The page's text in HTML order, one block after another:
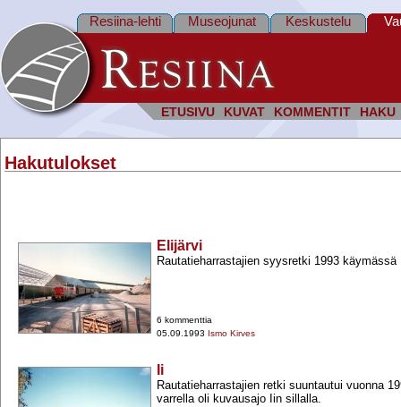
ETUSIVU KUVAT KOMMENTIT HAKU
Resiina-lehti Museojunat Keskustelu
Hakutulokset
Elijärvi
Rautatieharrastajien syysretki 1993
6 kommenttia
05.09.1993 Ismo Kirves
Ii
Rautatieharrastajien retki suuntautui vuonna
varrella oli kuvausajo Iin sillalla.